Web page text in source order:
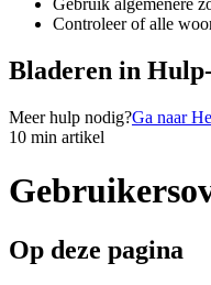
Gebruik algemenere
Controleer of alle
Bladeren in
Meer hulp nodig?Ga naar
10 min artikel
Op deze pagina